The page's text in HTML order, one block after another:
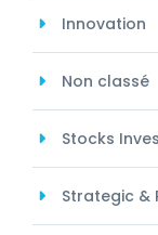
Innovation
Non classé
Stocks
Strategic &